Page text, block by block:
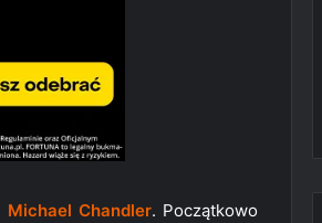
Michael Chandler. Początkowo